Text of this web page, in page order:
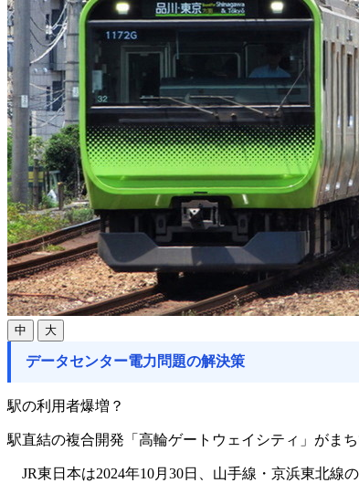
中 大
データセンター電力問題の解決策
駅の利用者爆増？
駅直結の複合開発「高輪ゲートウェイシティ」がま
JR東日本は2024年10月30日、山手線・京浜東北線